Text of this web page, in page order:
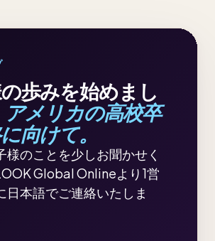
歩みを始めまし
アメリカの高校卒
向けて。
様のことを少しお聞かせく
Global Onlineより1営
日本語でご連絡いたしま